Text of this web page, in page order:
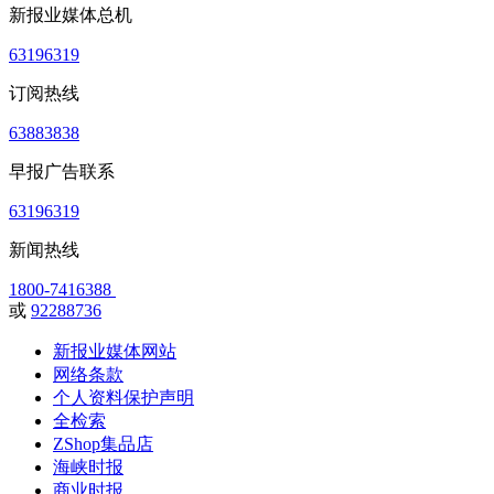
新报业媒体总机
63196319
订阅热线
63883838
早报广告联系
63196319
新闻热线
1800-7416388
或 92288736
新报业媒体网站
网络条款
个人资料保护声明
全检索
ZShop集品店
海峡时报